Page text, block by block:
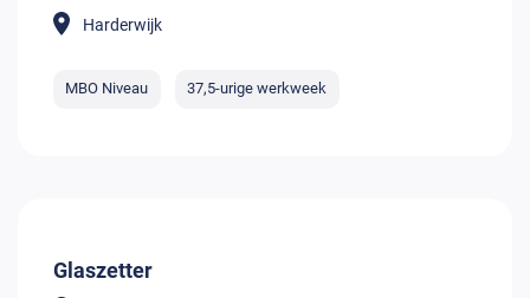
Harderwijk
MBO Niveau 37,5-urige werkweek
Glaszetter